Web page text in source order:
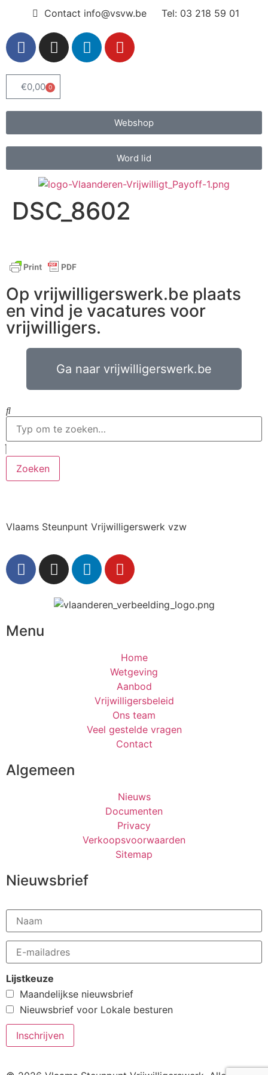
Contact info@vsvw.be Tel: 03 218 59 01
€0,00 0
Webshop
Word lid
DSC_8602
Op vrijwilligerswerk.be plaats
en vind je vacatures voor
vrijwilligers.
Ga naar vrijwilligerswerk.be
Zoeken
Vlaams Steunpunt Vrijwilligerswerk vzw
Menu
Home
Wetgeving
Aanbod
Vrijwilligersbeleid
Ons team
Veel gestelde vragen
Contact
Algemeen
Nieuws
Documenten
Privacy
Verkoopsvoorwaarden
Sitemap
Nieuwsbrief
Lijstkeuze
Maandelijkse nieuwsbrief
Nieuwsbrief voor Lokale besturen